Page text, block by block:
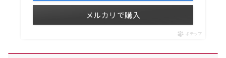
メルカリで購入
ポチップ